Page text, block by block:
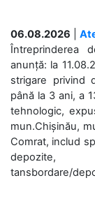
06.08.2026
Întreprinderea
anunță: la
strigare privind
până la 3 ani, a
tehnologic,
mun.Chișinău,
Comrat, includ
depozite,
tansbordare/